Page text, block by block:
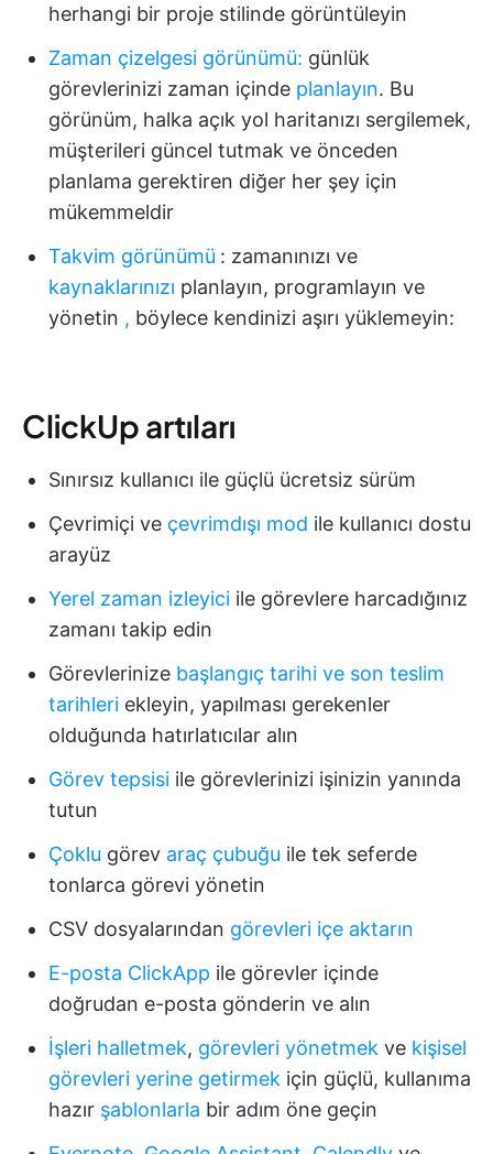
herhangi bir proje stilinde görüntüleyin
Zaman çizelgesi görünümü: günlük
görevlerinizi zaman içinde planlayın. Bu
görünüm, halka açık yol haritanızı sergilemek,
müşterileri güncel tutmak ve önceden
planlama gerektiren diğer her şey için
mükemmeldir
Takvim görünümü : zamanınızı ve
kaynaklarınızı planlayın, programlayın ve
yönetin , böylece kendinizi aşırı yüklemeyin:
ClickUp artıları
Sınırsız kullanıcı ile güçlü ücretsiz sürüm
Çevrimiçi ve çevrimdışı mod ile kullanıcı dostu
arayüz
Yerel zaman izleyici ile görevlere harcadığınız
zamanı takip edin
Görevlerinize başlangıç tarihi ve son teslim
tarihleri ekleyin, yapılması gerekenler
olduğunda hatırlatıcılar alın
Görev tepsisi ile görevlerinizi işinizin yanında
tutun
Çoklu görev araç çubuğu ile tek seferde
tonlarca görevi yönetin
CSV dosyalarından görevleri içe aktarın
E-posta ClickApp ile görevler içinde
doğrudan e-posta gönderin ve alın
İşleri halletmek, görevleri yönetmek ve kişisel
görevleri yerine getirmek için güçlü, kullanıma
hazır şablonlarla bir adım öne geçin